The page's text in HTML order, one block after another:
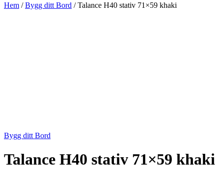
Hem /Bygg ditt Bord / Talance H40 stativ 71×59 khaki
Bygg ditt Bord
Talance H40 stativ 71×59 khaki